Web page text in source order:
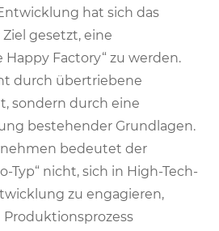
hat sich das
gesetzt, eine
Factory“ zu werden.
durch übertriebene
sondern durch eine
bestehender Grundlagen.
bedeutet der
Typ“ nicht, sich in High-Tech-
zu engagieren,
Produktionsprozess